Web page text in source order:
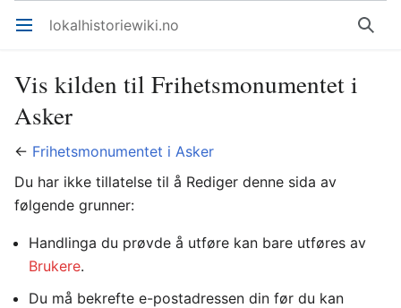
Åpne hovedmenyen lokalhistoriewiki.no Søk
Vis kilden til Frihetsmonumentet i
Asker
← Frihetsmonumentet i Asker
Du har ikke tillatelse til å Rediger denne sida av
følgende grunner:
Handlinga du prøvde å utføre kan bare utføres av
Brukere.
Du må bekrefte e-postadressen din før du kan